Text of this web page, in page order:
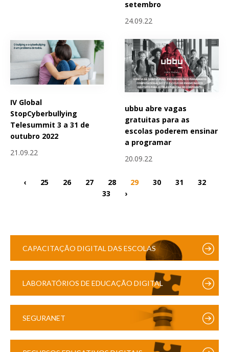
setembro
24.09.22
IV Global
StopCyberbullying
Telesummit 3 a 31 de
outubro 2022
21.09.22
ubbu abre vagas
gratuitas para as
escolas poderem ensinar
a programar
20.09.22
‹ 25 26 27 28 29 30 31
32
33
›
CAPACITAÇÃO DIGITAL DAS ESCOLAS
LABORATÓRIOS DE EDUCAÇÃO DIGITAL
SEGURANET